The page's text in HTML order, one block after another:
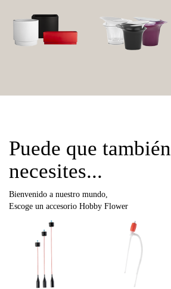
Puede que también
necesites...
Bienvenido a nuestro mundo,
Escoge un accesorio Hobby Flower